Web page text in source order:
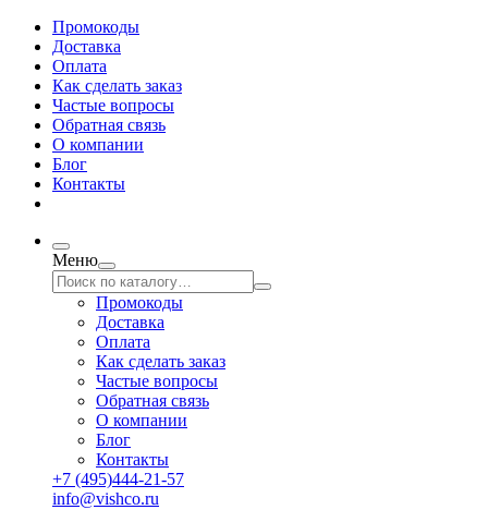
Промокоды
Доставка
Оплата
Как сделать заказ
Частые вопросы
Обратная связь
О компании
Блог
Контакты
Меню
Промокоды
Доставка
Оплата
Как сделать заказ
Частые вопросы
Обратная связь
О компании
Блог
Контакты
+7 (495)444-21-57
info@vishco.ru